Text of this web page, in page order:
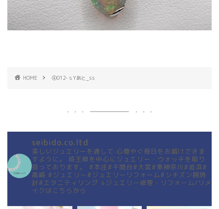
HOME ④012-ｓYあと_ss
seibido.co.ltd
美しいジュエリーを通して 心華やぐ毎日をお届けできま
すように。
埼玉県を中心にジュエリー・ウォッチを取り
扱っております。
#本庄#千間台#大宮#東神奈川#追浜#
高崎 #ジュエリー#ジュエリーリフォーム#シチズン腕時
計#エタニティリング ↓ジュエリー修理・リフォーム/リメ
イクはこちらから